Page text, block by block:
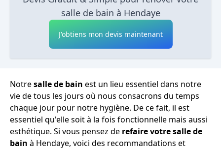
salle de bain à Hendaye
J'obtiens mon devis maintenant
Notresalle de bain est un lieu essentiel dans notre
vie de tous les jours où nous consacrons du temps
chaque jour pour notre hygiène. De ce fait, il est
essentiel qu'elle soit à la fois fonctionnelle mais aussi
esthétique. Si vous pensez de refaire votre salle de
bain à Hendaye, voici des recommandations et